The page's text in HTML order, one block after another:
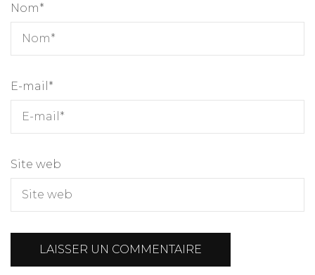
Nom*
E-mail *
Site web